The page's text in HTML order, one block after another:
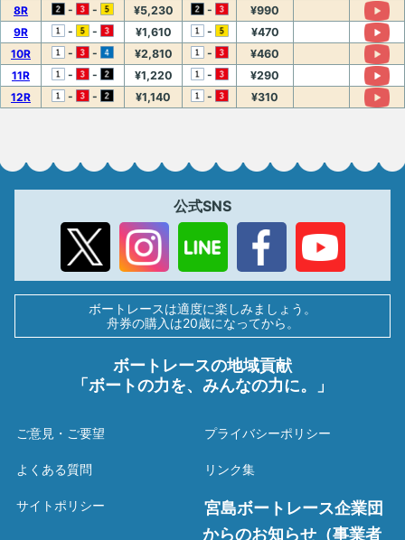
8R
- - ¥5,230 -
¥990
9R
- - ¥1,610 -
¥470
10R
- - ¥2,810 -
¥460
11R
- - ¥1,220 -
¥290
12R
- - ¥1,140 - ¥310
公式SNS
ボートレースは適度に楽しみましょう。
舟券の購入は20歳になってから。
ボートレースの地域貢献
「ボートの力を、みんなの力に。」
ご意見・ご要望
よくある質問
サイトポリシー
プライバシーポリシー
リンク集
宮島ボートレース企業団
からのお知らせ（事業者